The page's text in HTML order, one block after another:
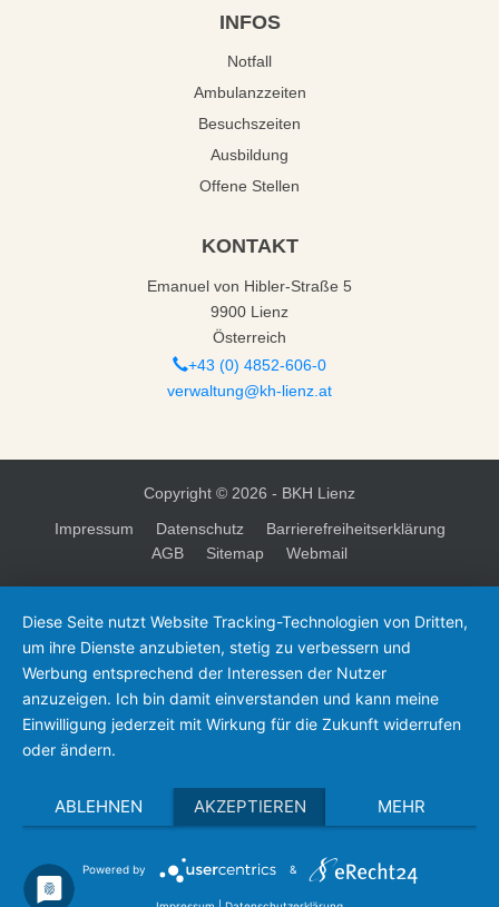
INFOS
Notfall
Ambulanzzeiten
Besuchszeiten
Ausbildung
Offene Stellen
KONTAKT
Emanuel von Hibler-Straße 5
9900 Lienz
Österreich
+43 (0) 4852-606-0
verwaltung@kh-lienz.at
Copyright © 2026 - BKH Lienz
Impressum
Datenschutz
Barrierefreiheitserklärung
AGB
Sitemap Webmail
Diese Seite nutzt Website Tracking-Technologien von Dritten,
um ihre Dienste anzubieten, stetig zu verbessern und
Werbung entsprechend der Interessen der Nutzer
anzuzeigen. Ich bin damit einverstanden und kann meine
Einwilligung jederzeit mit Wirkung für die Zukunft widerrufen
oder ändern.
ABLEHNEN AKZEPTIEREN MEHR
Powered by &